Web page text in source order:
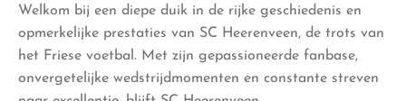
Welkom bij een diepe duik in de rijke geschiedenis en
opmerkelijke prestaties van SC Heerenveen, de trots van
het Friese voetbal. Met zijn gepassioneerde fanbase,
onvergetelijke wedstrijdmomenten en constante streven